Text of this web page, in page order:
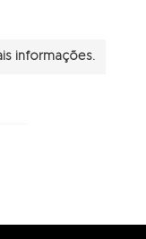
informações.